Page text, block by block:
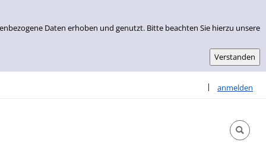
Daten erhoben und genutzt. Bitte beachten Sie hierzu unsere
| anmelden
Sprache